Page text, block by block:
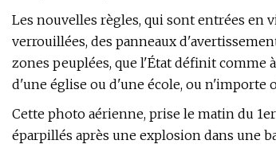
Les nouvelles règles, qui sont entrées en
verrouillées, des panneaux
zones peuplées, que l'État définit comme
d'une église ou d'une école, ou n'importe
Cette photo aérienne, prise le matin du
éparpillés après une explosion dans une